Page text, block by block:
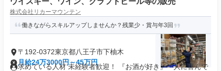
株式会社リカーマウンテン
働きながらスキルアップしませんか？残業少・賞与年3回
〒192-0372東京都八王子市下柚木
月給24万3000円～45万円
求めている人材 未経験者歓迎！ 『お酒が好き』『人に喜んで